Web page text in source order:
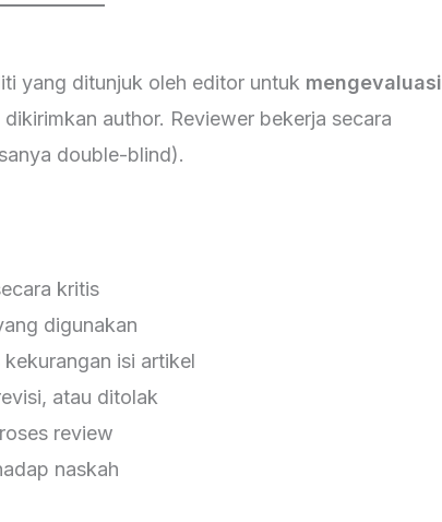
yang ditunjuk oleh editor untuk mengevaluasi
author. Reviewer bekerja secara
double-blind).
kritis
digunakan
isi artikel
atau ditolak
review
naskah